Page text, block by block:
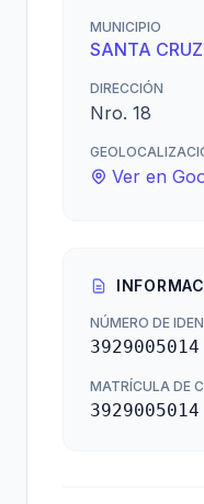
MUNICIPIO
SANTA
DIRECCIÓN
Nro. 18
Ver en
NÚMERO DE
3929005014
MATRÍCULA DE
3929005014